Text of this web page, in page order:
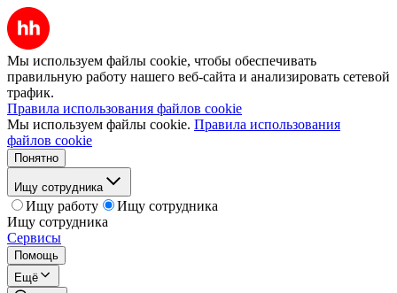
Мы используем файлы cookie, чтобы обеспечивать
правильную работу нашего веб-сайта и анализировать сетевой
трафик.
Правила использования файлов cookie
Мы используем файлы cookie. Правила использования
файлов cookie
Понятно
Ищу сотрудника
Ищу работу
Ищу сотрудника
Ищу сотрудника
Сервисы
Помощь
Ещё